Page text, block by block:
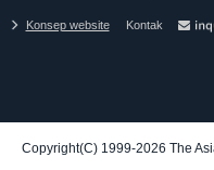
Konsep website Kontak
Copyright(C) 1999-2026 The